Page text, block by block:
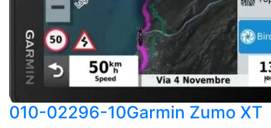
010-02296-10Garmin Zumo XT